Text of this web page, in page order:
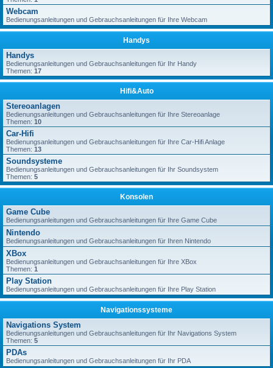
Webcam
Bedienungsanleitungen und Gebrauchsanleitungen für Ihre Webcam
Handys
Handys
Bedienungsanleitungen und Gebrauchsanleitungen für Ihr Handy
Themen: 17
Hifi&Auto
Stereoanlagen
Bedienungsanleitungen und Gebrauchsanleitungen für Ihre Stereoanlage
Themen: 10
Car-Hifi
Bedienungsanleitungen und Gebrauchsanleitungen für Ihre Car-Hifi Anlage
Themen: 13
Soundsysteme
Bedienungsanleitungen und Gebrauchsanleitungen für Ihr Soundsystem
Themen: 5
Konsolen
Game Cube
Bedienungsanleitungen und Gebrauchsanleitungen für Ihre Game Cube
Nintendo
Bedienungsanleitungen und Gebrauchsanleitungen für Ihren Nintendo
XBox
Bedienungsanleitungen und Gebrauchsanleitungen für Ihre XBox
Themen: 1
Play Station
Bedienungsanleitungen und Gebrauchsanleitungen für Ihre Play Station
Navigationssysteme
Navigations System
Bedienungsanleitungen und Gebrauchsanleitungen für Ihr Navigations System
Themen: 5
PDAs
Bedienungsanleitungen und Gebrauchsanleitungen für Ihr PDA